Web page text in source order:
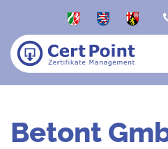
Betont